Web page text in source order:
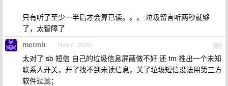
只有听了至少一半后才会算已读。。。 垃圾留言听两秒就够
了，太智障了
61
metmit Nov 4, 2025
太对了 sb 短信 自己的垃圾信息屏蔽做不好 还 tm 推出一个未知
联系人开关，开了找不到未读信息，关了垃圾短信没法用第三方
软件过滤；